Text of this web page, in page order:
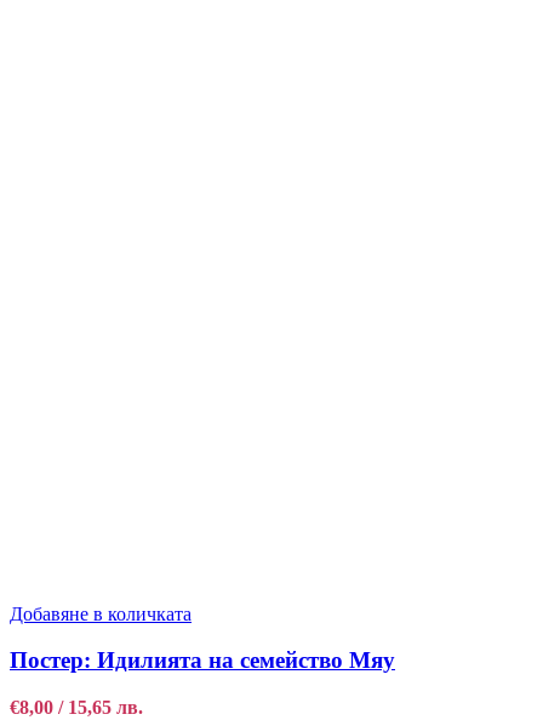
Добавяне в количката
Постер: Идилията на семейство Мяу
€8,00 / 15,65 лв.